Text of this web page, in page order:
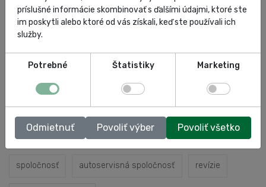
Tagy článkov:
autoservisná technika homola autoservis
certifikát kvality
spoločnosť autoservisná spoločnosť revízie
príslušné informácie skombinovať s ďalšími údajmi, ktoré ste
im poskytli alebo ktoré od vás získali, keď ste používali ich
služby.
Potrebné Štatistiky Marketing
Odmietnuť Povoliť výber Povoliť všetko